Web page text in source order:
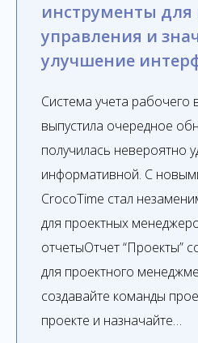
инструменты для
управления и
улучшение
Система учета рабочего
выпустила очередное
получилась невероятно
информативной. С
CrocoTime стал
для проектных
отчетыОтчет “Проекты”
для проектного
создавайте команды
проекте и назначайте…